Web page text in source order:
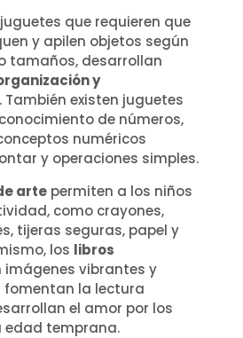
que requieren que
y apilen objetos según
tamaños, desarrollan
y
También existen juguetes
de números,
numéricos
y operaciones simples.
artepermiten a los niños
como crayones,
tijeras seguras, papel y
los libros
imágenes vibrantes y
la lectura
el amor por los
edad temprana.